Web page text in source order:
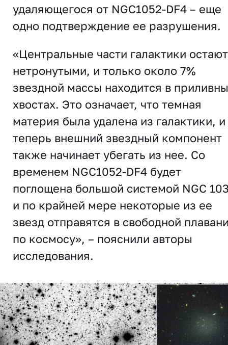
удаляющегося от NGC1052-DF4 – еще
одно подтверждение ее разрушения.
«Центральные части галактики
нетронутыми, и только около 7%
звездной массы находится в
хвостах. Это означает, что темная
материя была удалена из галактики, и
теперь внешний звездный компонент
также начинает убегать из нее. Со
временем NGC1052-DF4 будет
поглощена большой системой NGC
и по крайней мере некоторые из ее
звезд отправятся в свободной
по космосу», – пояснили авторы
исследования.